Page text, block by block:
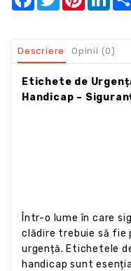
Descriere Opinii (0)
Etichete de
Handicap –
Într-o lume în care
clădire trebuie să
urgență. Etichetele
handicap sunt